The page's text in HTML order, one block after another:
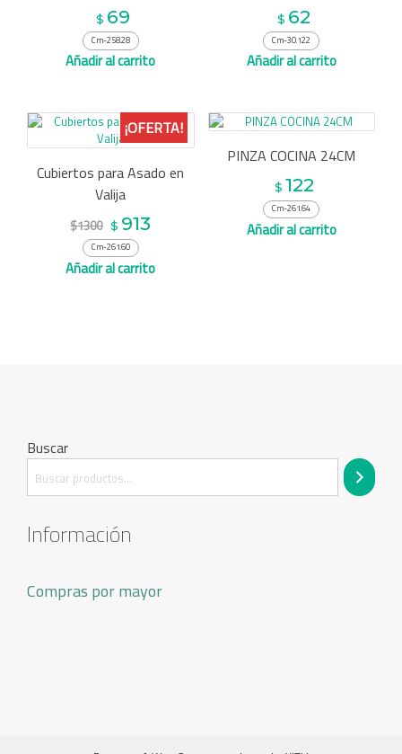
$ 69
Cm-258.28
Añadir al carrito
$ 62
Cm-30.122
Añadir al carrito
¡OFERTA!
Cubiertos para Asado en
Valija
$1300 $ 913
Cm-261.60
Añadir al carrito
PINZA COCINA 24CM
$ 122
Cm-261.64
Añadir al carrito
Buscar
Información
Compras por mayor